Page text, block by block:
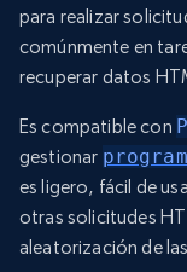
para realizar
comúnmente en
recuperar datos
Es compatible con
gestionar
es ligero, fácil de
otras solicitudes
aleatorización de